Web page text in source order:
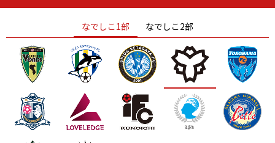
ニッパツ
ニッパツ 名古屋
石人の星
静岡 愛媛Ｌ
なでしこ1部 なでしこ2部